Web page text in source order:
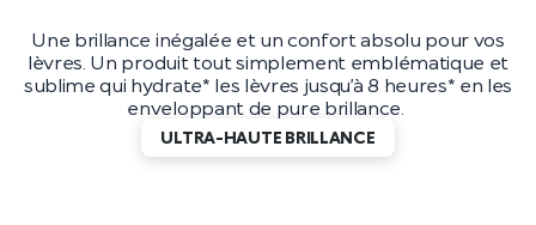
Une brillance inégalée et un confort absolu pour vos
lèvres. Un produit tout simplement emblématique et
sublime qui hydrate* les lèvres jusqu’à 8 heures* en les
enveloppant de pure brillance.
ULTRA-HAUTE BRILLANCE